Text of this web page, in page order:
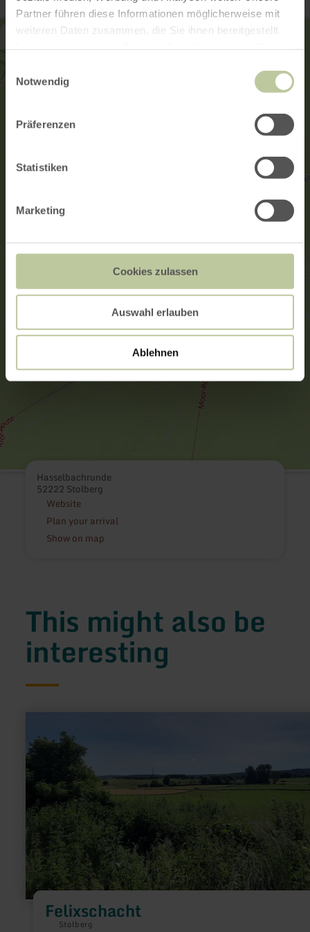
Partner führen diese Informationen möglicherweise mit
weiteren Daten zusammen, die Sie ihnen bereitgestellt
Notwendig
Präferenzen
Statistiken
Marketing
Cookies zulassen
Auswahl erlauben
Ablehnen
Hasselbachrunde
52222 Stolberg
Website
Plan your arrival
Show on map
This might also be
interesting
Felixschacht
Stolberg
about:
Felixschacht